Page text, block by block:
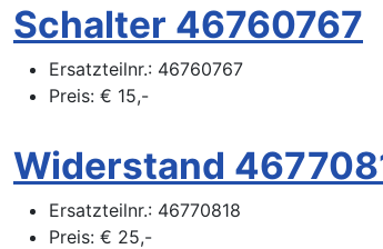
Schalter 46760767
Ersatzteilnr.: 46760767
Preis: € 15,-
Widerstand
Ersatzteilnr.: 46770818
Preis: € 25,-